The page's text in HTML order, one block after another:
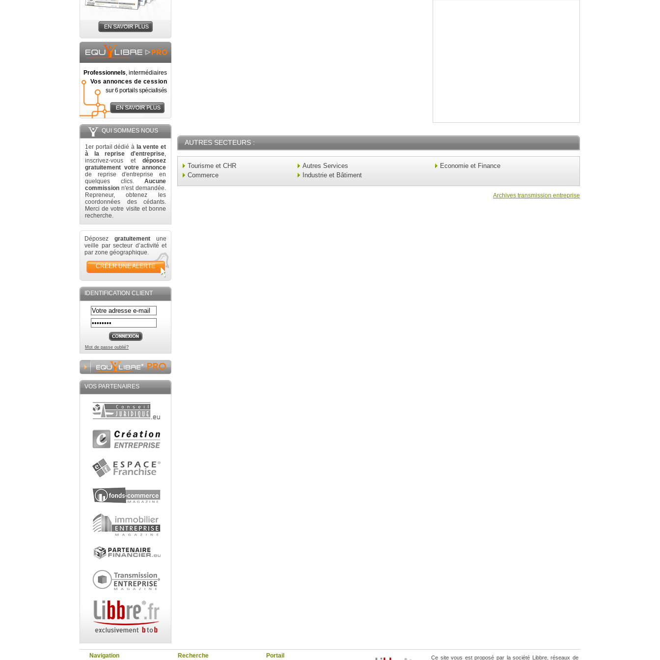
Professionnels, intermédiaires
Vos annonces de cession
sur 6 portails spécialisés
QUI SOMMES NOUS
1er portail dédié à la vente et
à la reprise d'entreprise,
inscrivez-vous et déposez
gratuitement votre annonce
de reprise d'entreprise en
quelques clics. Aucune
commission n'est demandée.
Repreneur, obtenez les
coordonnées des cédants.
Merci de votre visite et bonne
recherche.
Déposez gratuitement une
veille par secteur d’activité et
par zone géographique.
CRÉER UNE ALERTE
IDENTIFICATION CLIENT
Mot de passe oublié?
VOS PARTENAIRES
AUTRES SECTEURS :
Tourisme et CHR
Commerce
Autres Services
Industrie et Bâtiment
Economie et Finance
Archives transmission entreprise
Navigation Recherche Portail Ce site vous est proposé par la société Libbre, réseaux de